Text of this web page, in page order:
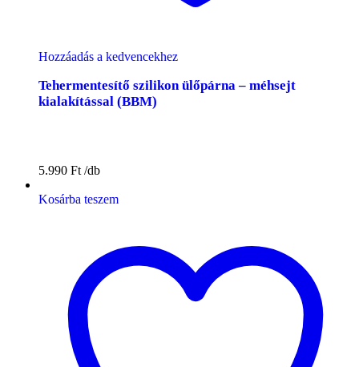
Hozzáadás a kedvencekhez
Tehermentesítő szilikon ülőpárna – méhsejt
kialakítással (BBM)
5.990 Ft
Kosárba teszem